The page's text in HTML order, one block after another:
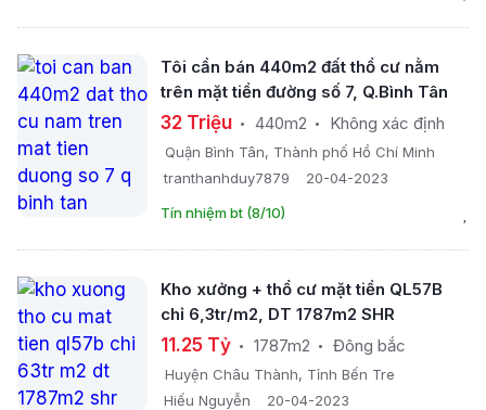
Tôi cần bán 440m2 đất thổ cư nằm
trên mặt tiền đường số 7, Q.Bình Tân
32 Triệu 440m2 Không xác định
Quận Bình Tân, Thành phố Hồ Chí Minh
tranthanhduy7879
20-04-2023
Tín nhiệm bt (8/10)
Kho xưởng + thổ cư mặt tiền QL57B
chỉ 6,3tr/m2, DT 1787m2 SHR
11.25 Tỷ 1787m2 Đông bắc
Huyện Châu Thành, Tỉnh Bến Tre
Hiếu Nguyễn
20-04-2023